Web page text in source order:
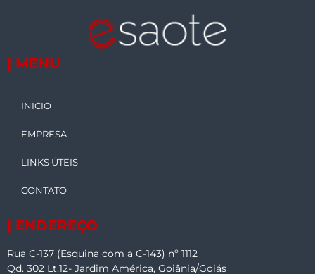
| MENU
INICIO
EMPRESA
LINKS ÚTEIS
CONTATO
| ENDEREÇO
Rua C-137 (Esquina com a C-143) nº 1112
Qd. 302 Lt.12- Jardim América, Goiânia/Goiás